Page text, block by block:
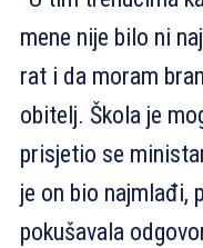
mene nije bilo ni
rat i da moram
obitelj. Škola je
prisjetio se
je on bio najmlađi,
pokušavala